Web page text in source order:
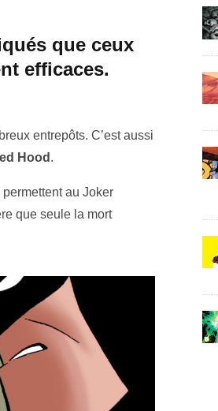
que ceux
efficaces.
entrepôts. C’est aussi
Hood .
au Joker
que seule la mort